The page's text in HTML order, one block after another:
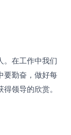
。在工作中我们
要勤奋，做好每
领导的欣赏。